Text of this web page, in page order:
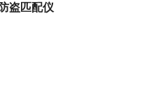
盗匹配仪